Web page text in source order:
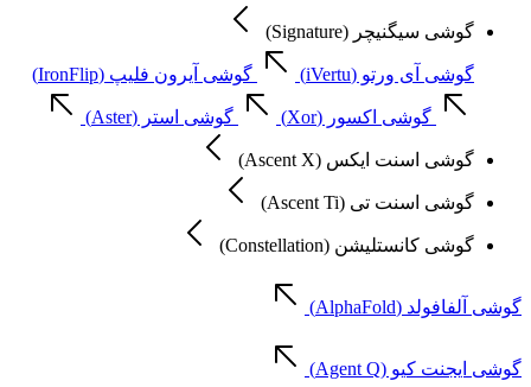
گوشی سیگنیچر (Signature)
گوشی آی ورتو (iVertu) گوشی آیرون فلیپ (IronFlip)
گوشی اکسور (Xor) گوشی استر (Aster)
گوشی اسنت ایکس (Ascent X)
گوشی اسنت تی (Ascent Ti)
گوشی کانستلیشن (Constellation)
گوشی آلفافولد (AlphaFold)
گوشی ایجنت کیو (Agent Q)